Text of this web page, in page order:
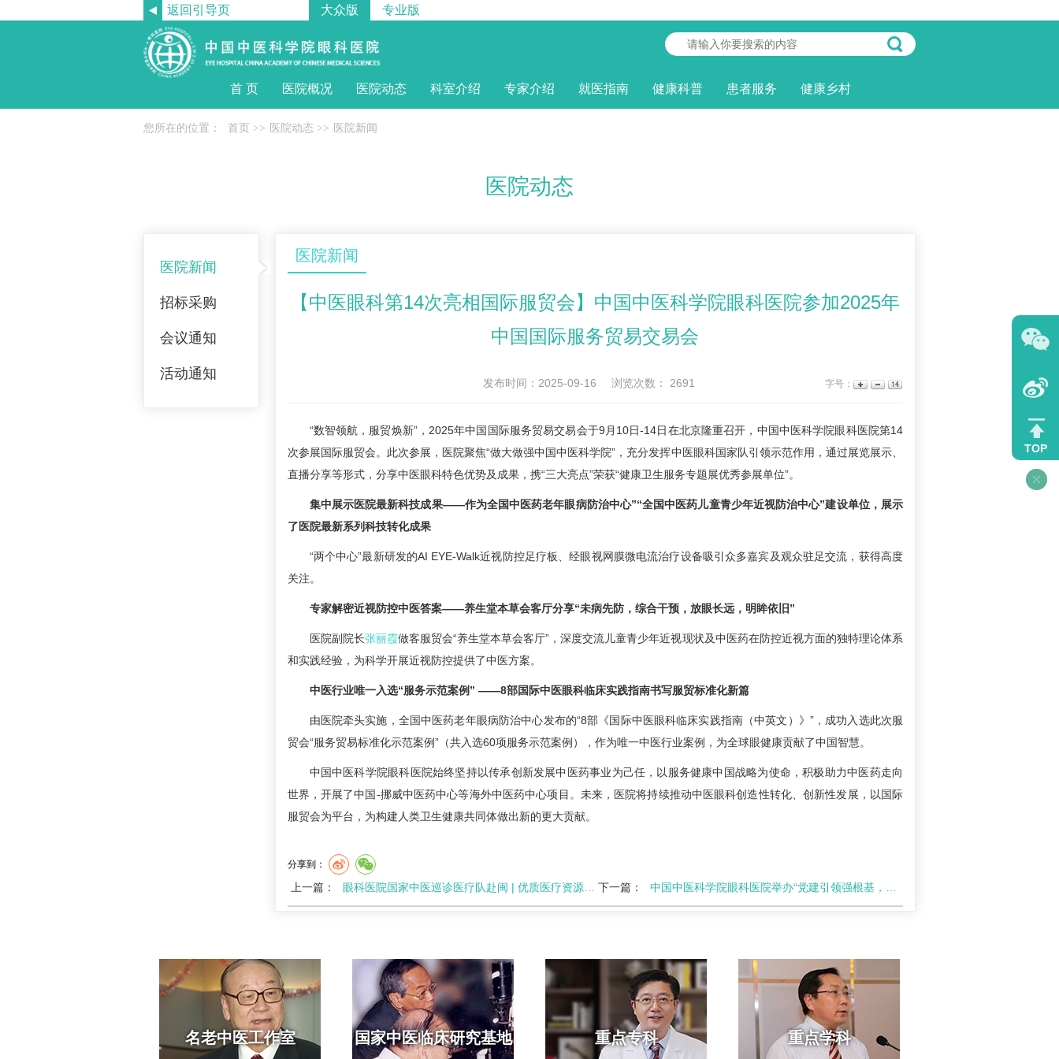
返回引导页 大众版 专业版
首 页 医院概况 医院动态 科室介绍 专家介绍 就医指南 健康科普 患者服务 健康乡村
您所在的位置： 首页 >> 医院动态 >> 医院新闻
医院动态
医院新闻
招标采购
会议通知
活动通知
医院新闻
【中医眼科第14次亮相国际服贸会】中国中医科学院眼科医院参加2025年
中国国际服务贸易交易会
发布时间：2025-09-16 浏览次数： 2691 字号：
“数智领航，服贸焕新”，2025年中国国际服务贸易交易会于9月10日-14日在北京隆重召开，中国中医科学院眼科医院第14
次参展国际服贸会。此次参展，医院聚焦“做大做强中国中医科学院”，充分发挥中医眼科国家队引领示范作用，通过展览展示、
直播分享等形式，分享中医眼科特色优势及成果，携“三大亮点”荣获“健康卫生服务专题展优秀参展单位”。
集中展示医院最新科技成果——作为全国中医药老年眼病防治中心”“全国中医药儿童青少年近视防治中心”建设单位，展示
了医院最新系列科技转化成果
“两个中心”最新研发的AI EYE-Walk近视防控足疗板、经眼视网膜微电流治疗设备吸引众多嘉宾及观众驻足交流，获得高度
关注。
专家解密近视防控中医答案——养生堂本草会客厅分享“未病先防，综合干预，放眼长远，明眸依旧”
医院副院长张丽霞做客服贸会“养生堂本草会客厅”，深度交流儿童青少年近视现状及中医药在防控近视方面的独特理论体系
和实践经验，为科学开展近视防控提供了中医方案。
中医行业唯一入选“服务示范案例” ——8部国际中医眼科临床实践指南书写服贸标准化新篇
由医院牵头实施，全国中医药老年眼病防治中心发布的“8部《国际中医眼科临床实践指南（中英文）》”，成功入选此次服
贸会“服务贸易标准化示范案例”（共入选60项服务示范案例），作为唯一中医行业案例，为全球眼健康贡献了中国智慧。
中国中医科学院眼科医院始终坚持以传承创新发展中医药事业为己任，以服务健康中国战略为使命，积极助力中医药走向
世界，开展了中国-挪威中医药中心等海外中医药中心项目。未来，医院将持续推动中医眼科创造性转化、创新性发展，以国际
服贸会为平台，为构建人类卫生健康共同体做出新的更大贡献。
分享到：
上一篇： 眼科医院国家中医巡诊医疗队赴闽 | 优质医疗资源下沉 守护苏区百姓健康 下一篇： 中国中医科学院眼科医院举办“党建引领强根基，制度保障稳发展”党务干部、中层干部培…
名老中医工作室 国家中医临床研究基地 重点专科 重点学科
TOP